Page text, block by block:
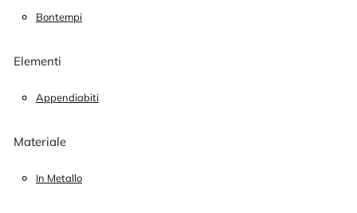
Bontempi
Elementi
Appendiabiti
Materiale
In Metallo